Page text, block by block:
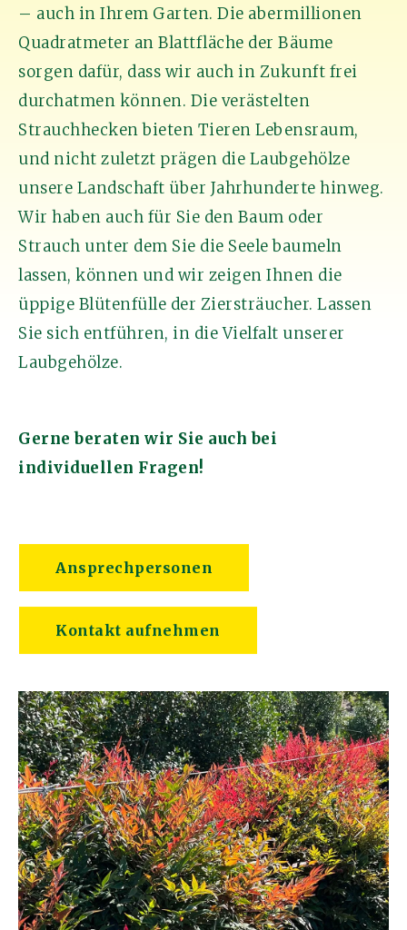
– auch in Ihrem Garten. Die abermillionen
Quadratmeter an Blattfläche der Bäume
sorgen dafür, dass wir auch in Zukunft frei
durchatmen können. Die verästelten
Strauchhecken bieten Tieren Lebensraum,
und nicht zuletzt prägen die Laubgehölze
unsere Landschaft über Jahrhunderte hinweg.
Wir haben auch für Sie den Baum oder
Strauch unter dem Sie die Seele baumeln
lassen, können und wir zeigen Ihnen die
üppige Blütenfülle der Ziersträucher. Lassen
Sie sich entführen, in die Vielfalt unserer
Laubgehölze.
Gerne beraten wir Sie auch bei
individuellen Fragen!
Ansprechpersonen
Kontakt aufnehmen